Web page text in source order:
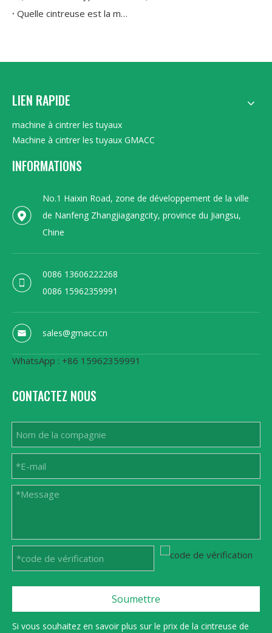
Quelle cintreuse est la meilleure pour des courbures précises sur des tuyaux en acier inoxydable et en cuivre
LIEN RAPIDE
machine à cintrer les tuyaux
Machine à cintrer les tuyaux GMACC
INFORMATIONS
No.1 Haixin Road, zone de développement de la ville
de Nanfeng Zhangjiagangcity, province du Jiangsu,
Chine
0086 13606222268
0086 15962359991
sales@gmacc.cn
WhatsApp : +86 15962359991
CONTACTEZ NOUS
Soumettre
Si vous souhaitez en savoir plus sur le prix de la cintreuse de